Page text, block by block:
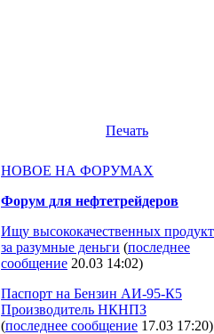
Печать
НОВОЕ НА ФОРУМАХ
Форум для нефтетрейдеров
Ищу высококачественных продукт
за разумные деньги (последнее
сообщение 20.03 14:02)
Паспорт на Бензин АИ-95-К5
Производитель НКНПЗ
(последнее сообщение 17.03 17:20)